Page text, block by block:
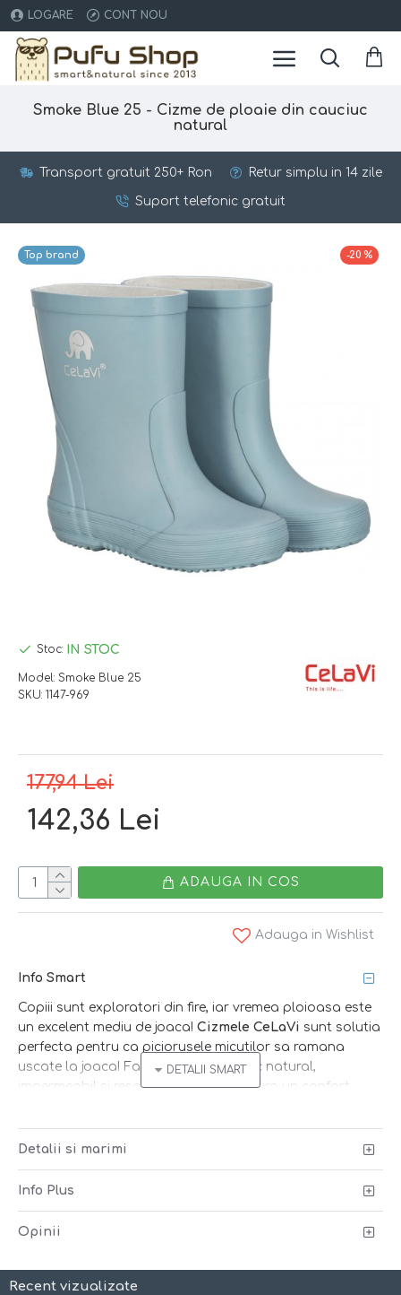
LOGARE CONT NOU
Smoke Blue 25 - Cizme de ploaie din cauciuc
natural
Transport gratuit 250+ Ron Retur simplu in 14 zile
Suport telefonic gratuit
Top brand -20 %
177,94 Lei
142,36 Lei
Stoc: IN STOC
Model: Smoke Blue 25
SKU: 1147-969
ADAUGA IN COS
Adauga in Wishlist
Info Smart
Copiii sunt exploratori din fire, iar vremea ploioasa este
un excelent mediu de joaca! Cizmele CeLaVi sunt solutia
perfecta pentru ca piciorusele micutilor sa ramana
uscate la joaca! Fabricate din cauciuc natural,
impermeabil si respirabil, cizmele asigura un confort
previne alunecarea! Alege smart!
reglator sub talpa. In felul acesta, apa care stropeste se
o punga pentru depozitare
Detalii si marimi
Info Plus
Opinii
Recent vizualizate